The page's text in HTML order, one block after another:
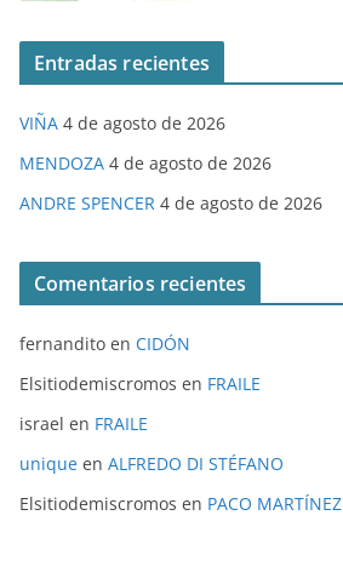
Entradas recientes
VIÑA 4 de agosto de 2026
MENDOZA 4 de agosto de 2026
ANDRE SPENCER 4 de agosto de 2026
Comentarios recientes
fernandito en CIDÓN
Elsitiodemiscromos en FRAILE
israel en FRAILE
unique en ALFREDO DI STÉFANO
Elsitiodemiscromos en PACO MARTÍNEZ